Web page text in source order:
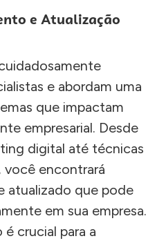
e Atualização
e abordam uma
que impactam
empresarial. Desde
digital até técnicas
você encontrará
atualizado que pode
em sua empresa.
crucial para a